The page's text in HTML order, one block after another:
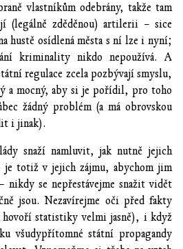
vlastníkům odebrány, takže tam
(legálně zděděnou) artilerii – sice
hustě osídlená města s ní lze i nyní;
kriminality nikdo nepoužívá. A
regulace zcela pozbývají smyslu,
a mocný, aby si je pořídil, pro toho
žádný problém (a má obrovskou
i jinak).
snaží namluvit, jak nutně jejich
je totiž v jejich zájmu, abychom jim
se nepřestávejme snažit vidět
jsou. Nezavírejme oči před fakty
hovoří statistiky velmi jasně), i když
všudypřítomné státní propagandy